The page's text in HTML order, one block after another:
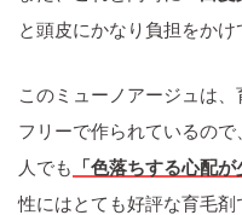
と頭皮にかなり負担をかけ
このミューノアージュは
フリーで作られているの
人でも
「色落ちする心配
性にはとても好評な育毛剤